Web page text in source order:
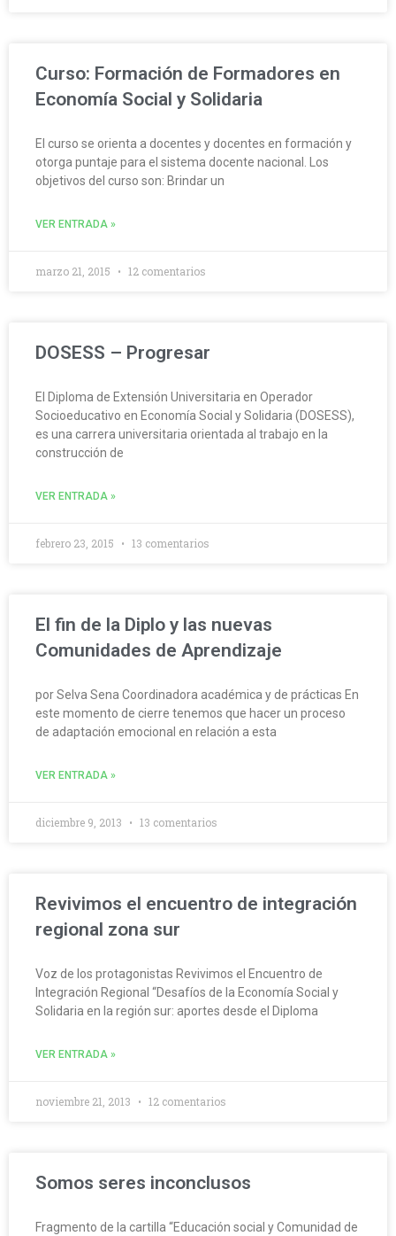
Curso: Formación de Formadores en
Economía Social y Solidaria
El curso se orienta a docentes y docentes en formación y
otorga puntaje para el sistema docente nacional. Los
objetivos del curso son: Brindar un
VER ENTRADA »
marzo 21, 2015 12 comentarios
DOSESS – Progresar
El Diploma de Extensión Universitaria en Operador
Socioeducativo en Economía Social y Solidaria (DOSESS),
es una carrera universitaria orientada al trabajo en la
construcción de
VER ENTRADA »
febrero 23, 2015 13 comentarios
El fin de la Diplo y las nuevas
Comunidades de Aprendizaje
por Selva Sena Coordinadora académica y de prácticas En
este momento de cierre tenemos que hacer un proceso
de adaptación emocional en relación a esta
VER ENTRADA »
diciembre 9, 2013 13 comentarios
Revivimos el encuentro de integración
regional zona sur
Voz de los protagonistas Revivimos el Encuentro de
Integración Regional “Desafíos de la Economía Social y
Solidaria en la región sur: aportes desde el Diploma
VER ENTRADA »
noviembre 21, 2013 12 comentarios
Somos seres inconclusos
Fragmento de la cartilla “Educación social y Comunidad de